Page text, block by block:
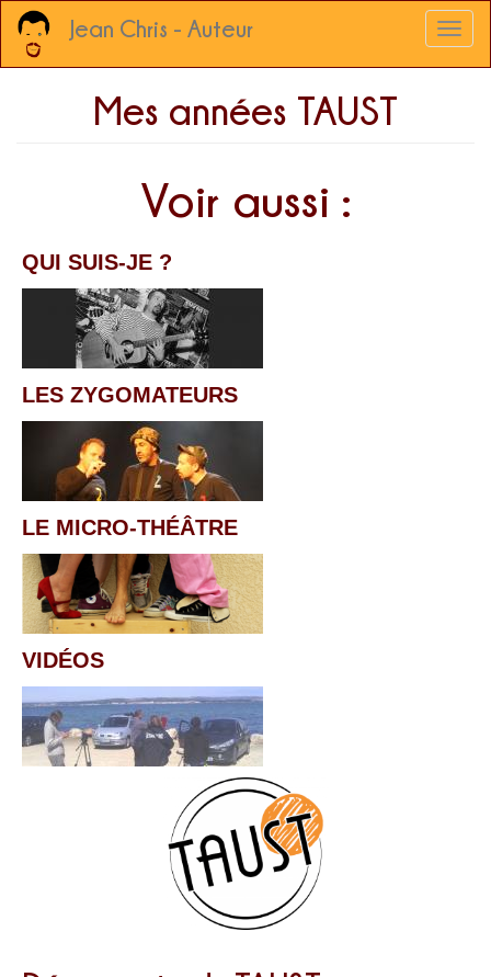
Aller
contenu
Jean Chris - Auteur
Mes années TAUST
Voir aussi :
QUI SUIS-JE ?
LES ZYGOMATEURS
LE MICRO-THÉÂTRE
VIDÉOS